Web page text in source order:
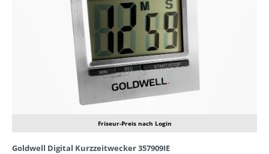
Friseur-Preis nach Login
Goldwell Digital Kurzzeitwecker 357909IE